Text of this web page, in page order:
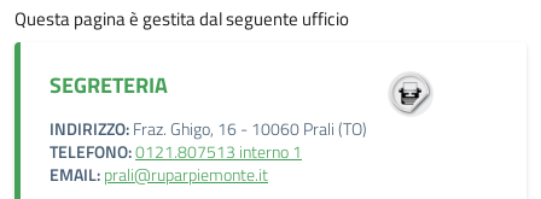
Questa pagina è gestita dal seguente ufficio
SEGRETERIA
INDIRIZZO:Fraz. Ghigo, 16 - 10060 Prali (TO)
TELEFONO:0121.807513 interno 1
EMAIL:prali@ruparpiemonte.it